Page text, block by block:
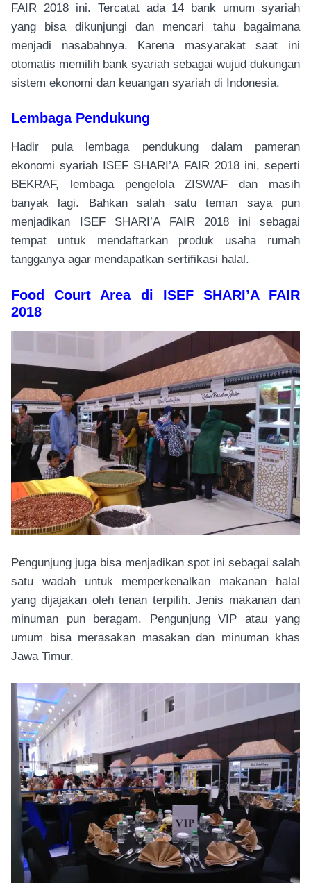
FAIR 2018 ini. Tercatat ada 14 bank umum syariah
yang bisa dikunjungi dan mencari tahu bagaimana
menjadi nasabahnya. Karena masyarakat saat ini
otomatis memilih bank syariah sebagai wujud dukungan
sistem ekonomi dan keuangan syariah di Indonesia.
Lembaga Pendukung
Hadir pula lembaga pendukung dalam pameran
ekonomi syariah ISEF SHARI’A FAIR 2018 ini, seperti
BEKRAF, lembaga pengelola ZISWAF dan masih
banyak lagi. Bahkan salah satu teman saya pun
menjadikan ISEF SHARI’A FAIR 2018 ini sebagai
tempat untuk mendaftarkan produk usaha rumah
tangganya agar mendapatkan sertifikasi halal.
Food Court Area di ISEF SHARI’A FAIR
2018
Pengunjung juga bisa menjadikan spot ini sebagai salah
satu wadah untuk memperkenalkan makanan halal
yang dijajakan oleh tenan terpilih. Jenis makanan dan
minuman pun beragam. Pengunjung VIP atau yang
umum bisa merasakan masakan dan minuman khas
Jawa Timur.